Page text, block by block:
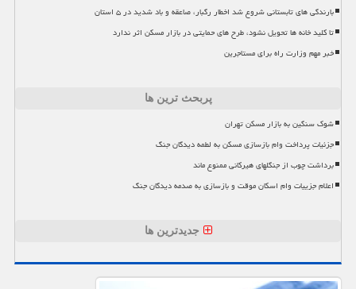
بارندگی های تابستانی شروع شد اخطار رگبار، صاعقه و باد شدید در ۵ استان
تا کلید خانه ها تحویل نشود، طرح های حمایتی در بازار مسکن اثر ندارد
خبر مهم وزارت راه برای مستاجرین
پربحث ترین ها
شوک سنگین به بازار مسکن تهران
جزئیات پرداخت وام بازسازی مسکن به لطمه دیدگان جنگ
برداشت چوب از جنگلهای هیرکانی ممنوع ماند
اعلام جزییات وام اسکان موقت و بازسازی به صدمه دیدگان جنگ
جدیدترین ها